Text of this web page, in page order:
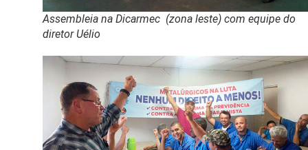
Assembleia na Dicarmec (zona leste) com equipe do
diretor Uélio